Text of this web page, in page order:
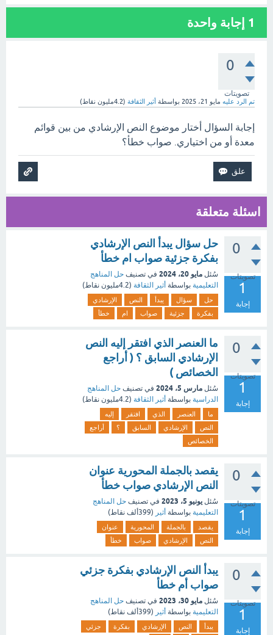
1 إجابة واحدة
0
تصويتات
تم الرد عليه مايو 21، 2025 بواسطة أثير الثقافة (4.2مليون نقاط)
إجابة السؤال أختار موضوع النص الإرشادي من بين قوائم
معدة أو من اختياري. صواب خطأ؟
اسئلة متعلقة
0
تصويتات
1
إجابة
حل سؤال يبدأ النص الإرشادي
بفكرة جزئية صواب ام خطأ
سُئل مايو 20، 2024 في تصنيف حل المناهج
التعليمية بواسطة أثير الثقافة (4.2مليون نقاط)
حل سؤال يبدأ النص
الإرشادي
بفكرة
جزئية صواب ام خطأ
0
تصويتات
1
إجابة
ما العنصر الذي افتقر إليه النص
الإرشادي السابق ؟ ( أراجع
الخصائص )
سُئل مارس 5، 2024 في تصنيف حل المناهج
الدراسية بواسطة أثير الثقافة (4.2مليون نقاط)
ما العنصر الذي افتقر
إليه
النص
الإرشادي السابق ؟
أراجع
الخصائص
0
تصويتات
1
إجابة
يقصد بالجملة المحورية عنوان
النص الإرشادي صواب خطأ
سُئل يونيو 5، 2023 في تصنيف حل المناهج
التعليمية بواسطة أثير (399ألف نقاط)
يقصد بالجملة المحورية
عنوان
النص
الإرشادي صواب خطأ
0
تصويتات
1
إجابة
يبدأ النص الإرشادي بفكرة جزئي
صواب أم خطأ
سُئل مايو 30، 2023 في تصنيف حل المناهج
التعليمية بواسطة أثير (399ألف نقاط)
يبدأ النص الإرشادي بفكرة جزئي